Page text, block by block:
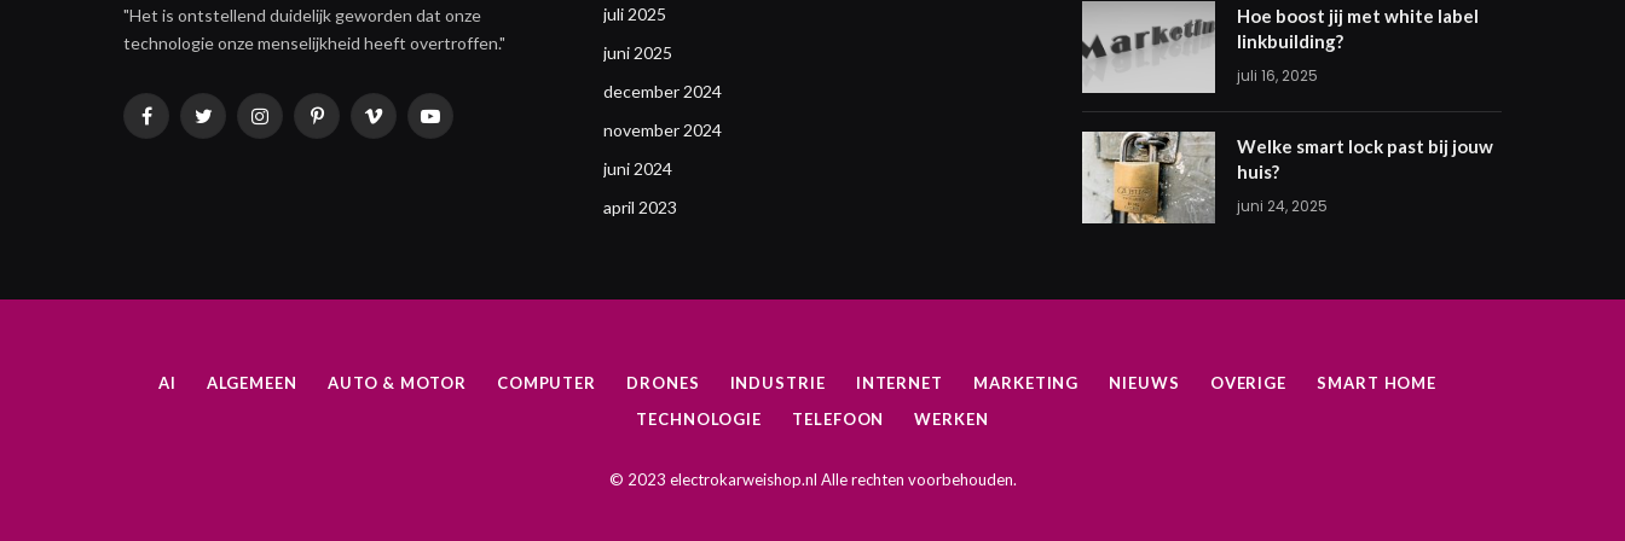
"Het is ontstellend duidelijk geworden dat onze
technologie onze menselijkheid heeft overtroffen."
FacebookTwitterInstagramPinterestVimeo YouTube
juli 2025
juni 2025
december 2024
november 2024
juni 2024
april 2023
Hoe boost jij met white label
linkbuilding?
juli 16, 2025
Welke smart lock past bij jouw
huis?
juni 24, 2025
AI ALGEMEEN AUTO & MOTOR COMPUTER DRONES INDUSTRIE INTERNET MARKETING NIEUWS OVERIGE
SMART HOME
TECHNOLOGIE
TELEFOON WERKEN
© 2023 electrokarweishop.nl Alle rechten voorbehouden.